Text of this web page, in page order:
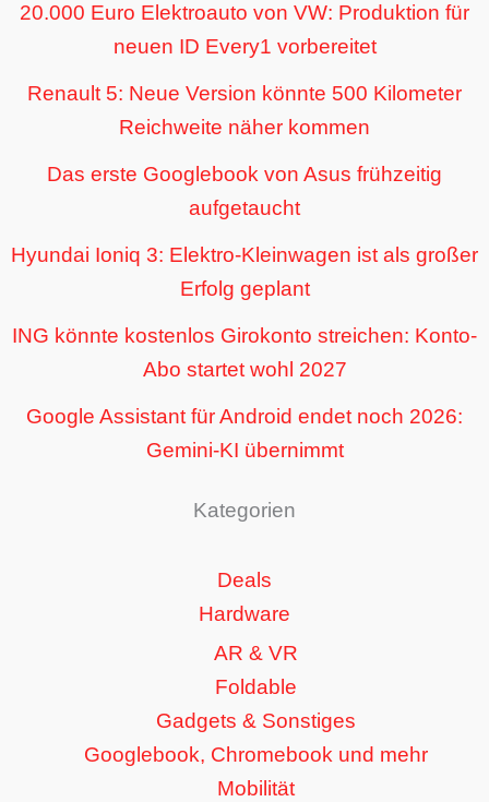
20.000 Euro Elektroauto von VW: Produktion für
neuen ID Every1 vorbereitet
Renault 5: Neue Version könnte 500 Kilometer
Reichweite näher kommen
Das erste Googlebook von Asus frühzeitig
aufgetaucht
Hyundai Ioniq 3: Elektro-Kleinwagen ist als großer
Erfolg geplant
ING könnte kostenlos Girokonto streichen: Konto-
Abo startet wohl 2027
Google Assistant für Android endet noch 2026:
Gemini-KI übernimmt
Kategorien
Deals
Hardware
AR & VR
Foldable
Gadgets & Sonstiges
Googlebook, Chromebook und mehr
Mobilität